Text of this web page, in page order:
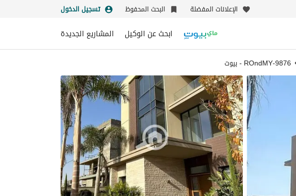
الإعلانات المفضلة البحث المحفوظ تسجيل الدخول
ابحث عن الوكيل المشاريع الجديدة
9876-ROndMY - بيوت